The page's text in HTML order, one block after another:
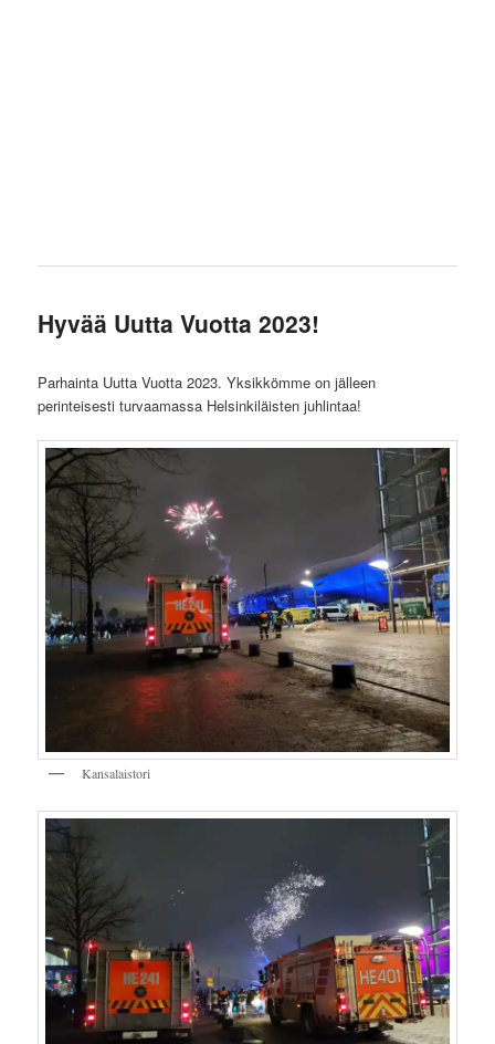
Hyvää Uutta Vuotta 2023!
Parhainta Uutta Vuotta 2023. Yksikkömme on jälleen
perinteisesti turvaamassa Helsinkiläisten juhlintaa!
Kansalaistori